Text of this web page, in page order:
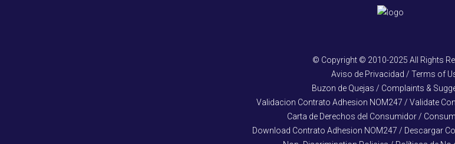
© Copyright © 2010-2025 All Rights
Aviso de Privacidad / Terms of
Buzon de Quejas / Complaints &
Validacion Contrato Adhesion NOM247 / Validate
Carta de Derechos del Consumidor /
Download Contrato Adhesion NOM247 / Descargar